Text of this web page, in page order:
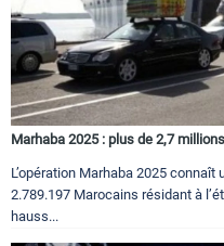
Marhaba 2025 : plus de 2,7
L’opération Marhaba 2025
2.789.197 Marocains résidant à
hauss...